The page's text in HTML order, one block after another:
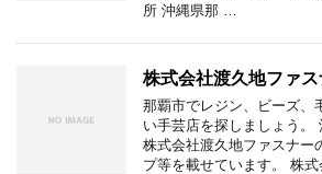
所 沖縄県那 …
株式会社渡久地ファ
那覇市でレジン、ビーズ、
い手芸店を探しましょう。
株式会社渡久地ファスナー
プ等を載せています。 株